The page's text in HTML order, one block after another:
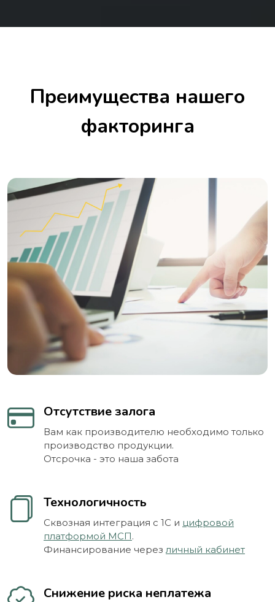
Преимущества нашего
факторинга
Отсутствие залога
Вам как производителю необходимо только
производство продукции.
Отсрочка - это наша забота
Технологичность
Сквозная интеграция с 1С и цифровой
платформой МСП.
Финансирование через личный кабинет
Снижение риска неплатежа